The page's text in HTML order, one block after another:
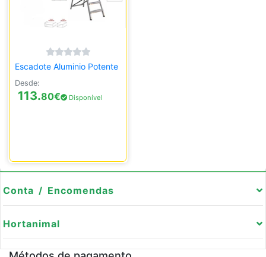
Escadote Aluminio Potente
Desde:
113.80€ Disponível
Conta / Encomendas
Hortanimal